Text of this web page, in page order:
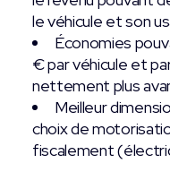
le véhicule et son
Économies
€ par véhicule et
nettement plus
Meilleur
choix de
fiscalement